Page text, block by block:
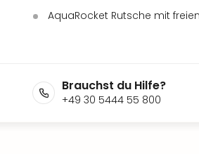
AquaRocket Rutsche mit
Brauchst du Hilfe?
+49 30 5444 55 800